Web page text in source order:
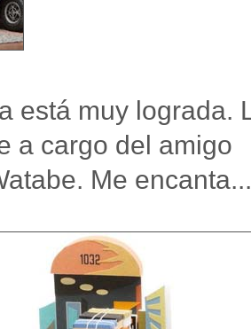
está muy lograda.
a cargo del amigo
Me encanta...